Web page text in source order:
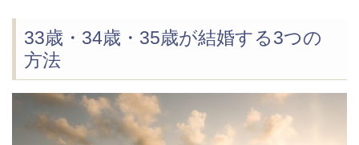
33歳・34歳・35歳が結婚する3つの
方法